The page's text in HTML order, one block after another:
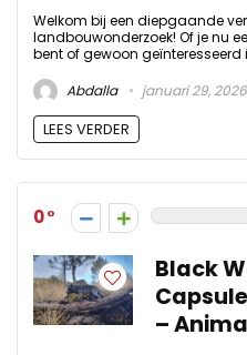
Welkom bij een diepgaande
landbouwonderzoek! Of je nu
bent of gewoon geïnteresseerd
Abdalla
januari 29, 2026
LEES VERDER
0
Black
–